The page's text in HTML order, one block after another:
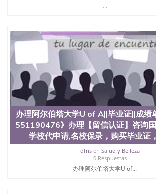
学校代申请,名校保录，购买毕业证，改
凭假学历假毕业证，【学历认证】咨询，
失补办，制作文凭，学历，回国找工作
购买文凭毕业证，办理各国各大学文凭(
一专业服务）录取通知书，雅思
...
办理阿尔伯塔大学U of A||毕业证||成
551190476》办理【留信认证】咨询
学校代申请,名校保录，购买毕业证
dfnsen Salud y Belleza
0 Respuestas
办理阿尔伯塔大学U of...